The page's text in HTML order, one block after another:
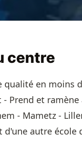
centre
qualité en moins
- Prend et
- Mametz -
d'une autre école